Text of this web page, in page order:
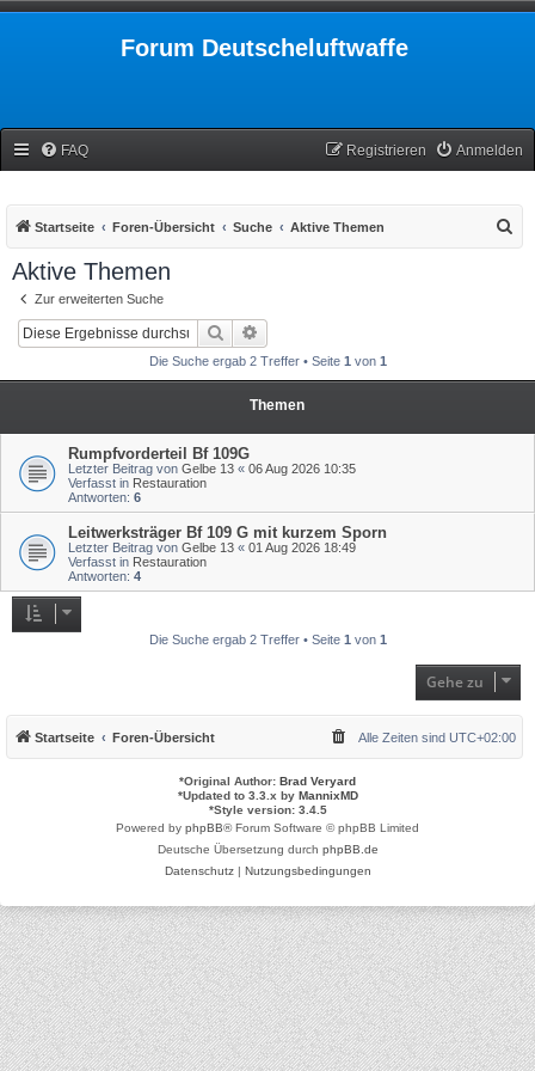
Forum Deutscheluftwaffe
FAQ Anmelden
Registrieren
Startseite Foren-Übersicht Suche Aktive Themen
Aktive Themen
Zur erweiterten Suche
Suche
Die Suche ergab 2 Treffer • Seite 1 von 1
Themen
Rumpfvorderteil Bf 109G
Letzter Beitrag von Gelbe 13 « 06 Aug 2026 10:35
Verfasst in Restauration
Antworten: 6
Leitwerksträger Bf 109 G mit kurzem Sporn
Letzter Beitrag von Gelbe 13 « 01 Aug 2026 18:49
Verfasst in Restauration
Antworten: 4
Die Suche ergab 2 Treffer • Seite 1 von 1
Gehe zu
Startseite Foren-Übersicht Alle Zeiten sind UTC+02:00
*Original Author: Brad Veryard
*Updated to 3.3.x by MannixMD
*Style version: 3.4.5
Powered by phpBB® Forum Software © phpBB Limited
Deutsche Übersetzung durch phpBB.de
Datenschutz| Nutzungsbedingungen